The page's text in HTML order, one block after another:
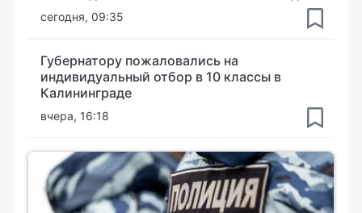
сегодня, 09:35
Губернатору пожаловались на
индивидуальный отбор в 10 классы в
Калининграде
вчера, 16:18